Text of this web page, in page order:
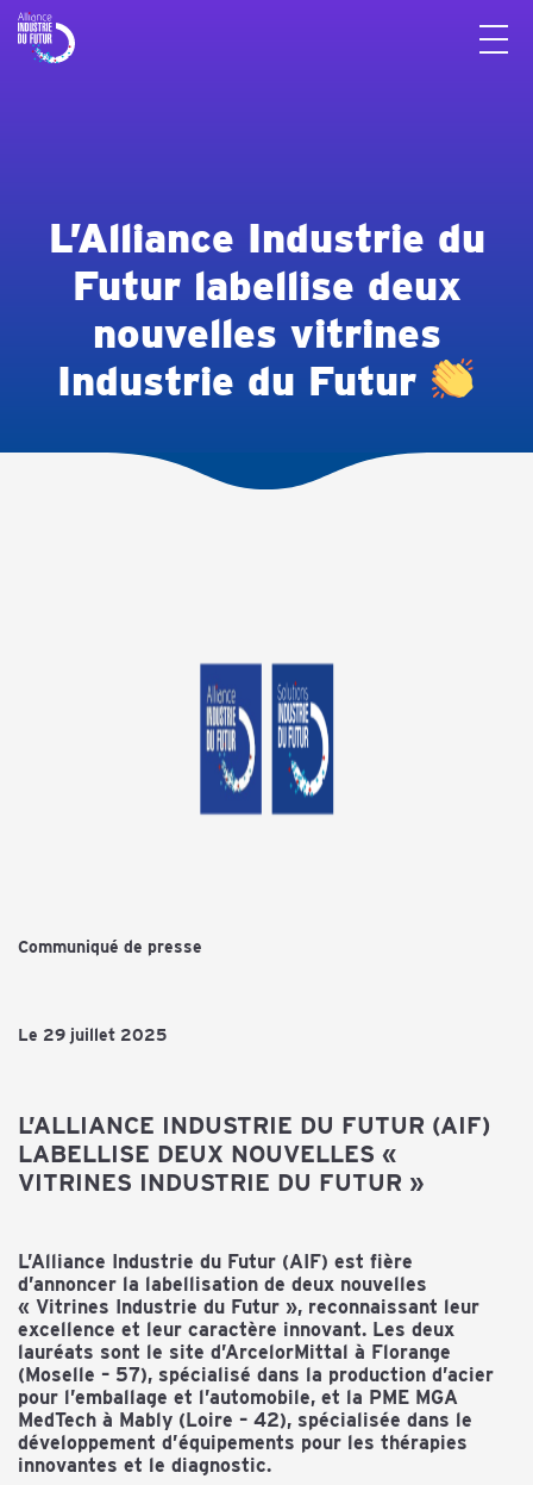
L’Alliance Industrie du
Futur labellise deux
nouvelles vitrines
Industrie du Futur
Communiqué de presse
Le 29 juillet 2025
L’ALLIANCE INDUSTRIE DU FUTUR (AIF)
LABELLISE DEUX NOUVELLES «
VITRINES INDUSTRIE DU FUTUR »
L’Alliance Industrie du Futur (AIF) est fière
d’annoncer la labellisation de deux nouvelles
« Vitrines Industrie du Futur », reconnaissant leur
excellence et leur caractère innovant. Les deux
lauréats sont le site d’ArcelorMittal à Florange
(Moselle – 57), spécialisé dans la production d’acier
pour l’emballage et l’automobile, et la PME MGA
MedTech à Mably (Loire – 42), spécialisée dans le
développement d’équipements pour les thérapies
innovantes et le diagnostic.
Panneau de gestion des cookies